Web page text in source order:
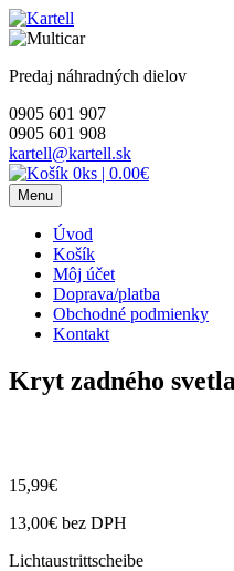
Skip
to
Predaj náhradných dielov
0905 601 907
0905 601 908
kartell@kartell.sk
0ks | 0.00€
Menu
Úvod
Košík
Môj účet
Doprava/platba
Obchodné podmienky
Kontakt
Kryt zadného
15,99€
13,00€ bez DPH
Lichtaustrittscheibe